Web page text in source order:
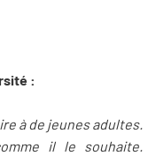
:
à de jeunes adultes.
il le souhaite.